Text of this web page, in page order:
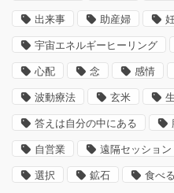
出来事 助産婦
宇宙エネルギーヒーリング
心配 念 感情
波動療法 玄米
答えは自分の中にある
自営業 遠隔セッション
選択 鉱石 食べ